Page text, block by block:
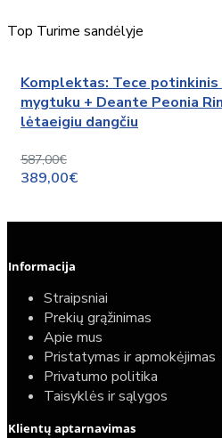
Top Turime sandėlyje
Komplektas: Tece
mygtuku + Deante Peonia
lėtaeigiu dangčiu
587,00€
389,00€
Informacija
Straipsniai
Prekių grąžinimas
Apie mus
Pristatymas ir apmokėjimas
Privatumo politika
Taisyklės ir sąlygos
Klientų aptarnavimas